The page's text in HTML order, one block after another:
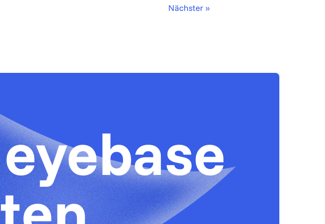
Nächster »